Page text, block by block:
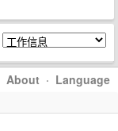
About · Language